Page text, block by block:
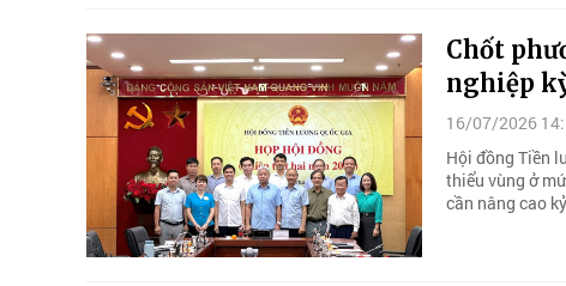
Chốt
nghiệp
16/07/2026
Hội đồng Tiền
thiểu vùng ở
cần nâng cao